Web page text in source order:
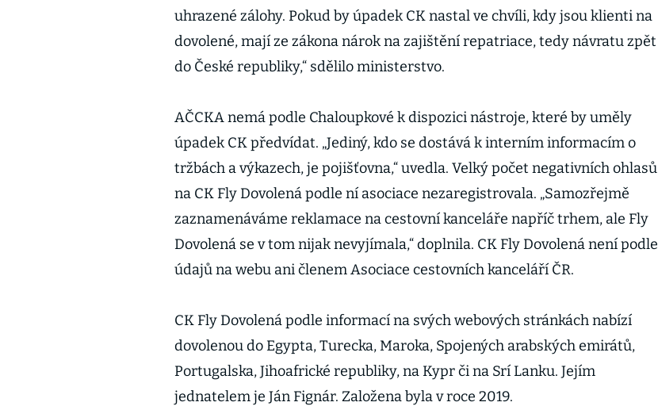
uhrazené zálohy. Pokud by úpadek CK nastal ve chvíli, kdy jsou klienti na
dovolené, mají ze zákona nárok na zajištění repatriace, tedy návratu zpět
do České republiky,“ sdělilo ministerstvo.
AČCKA nemá podle Chaloupkové k dispozici nástroje, které by uměly
úpadek CK předvídat. „Jediný, kdo se dostává k interním informacím o
tržbách a výkazech, je pojišťovna,“ uvedla. Velký počet negativních ohlasů
na CK Fly Dovolená podle ní asociace nezaregistrovala. „Samozřejmě
zaznamenáváme reklamace na cestovní kanceláře napříč trhem, ale Fly
Dovolená se v tom nijak nevyjímala,“ doplnila. CK Fly Dovolená není podle
údajů na webu ani členem Asociace cestovních kanceláří ČR.
CK Fly Dovolená podle informací na svých webových stránkách nabízí
dovolenou do Egypta, Turecka, Maroka, Spojených arabských emirátů,
Portugalska, Jihoafrické republiky, na Kypr či na Srí Lanku. Jejím
jednatelem je Ján Fignár. Založena byla v roce 2019.